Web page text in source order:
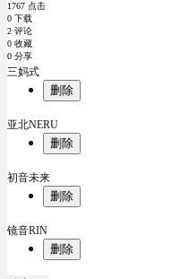
1767 点击
0 下载
2 评论
0 收藏
0 分享
三妈式
删除
亚北NERU
删除
初音未来
删除
镜音RIN
删除